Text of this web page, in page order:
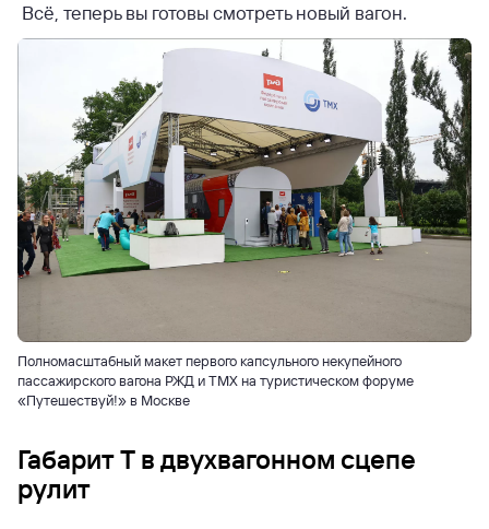
Всё, теперь вы готовы смотреть новый вагон.
Полномасштабный макет первого капсульного некупейного
пассажирского вагона РЖД и ТМХ на туристическом форуме
«Путешествуй!» в Москве
Габарит Т в двухвагонном сцепе
рулит